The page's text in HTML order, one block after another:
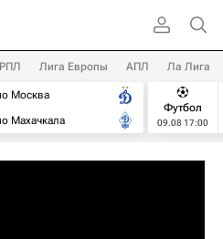
РПЛ Лига Европы АПЛ Ла Лига
Москва
Махачкала
Футбол
09.08 17:00